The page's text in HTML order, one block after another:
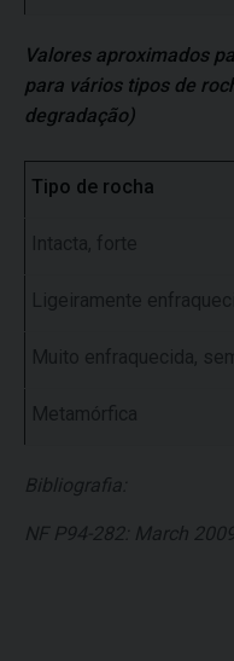
Valores aproximados
para vários tipos de
degradação)
Tipo de rocha
Intacta, forte
Ligeiramente
Muito enfraquecida,
Metamórfica
Bibliografia:
NF P94-282: March